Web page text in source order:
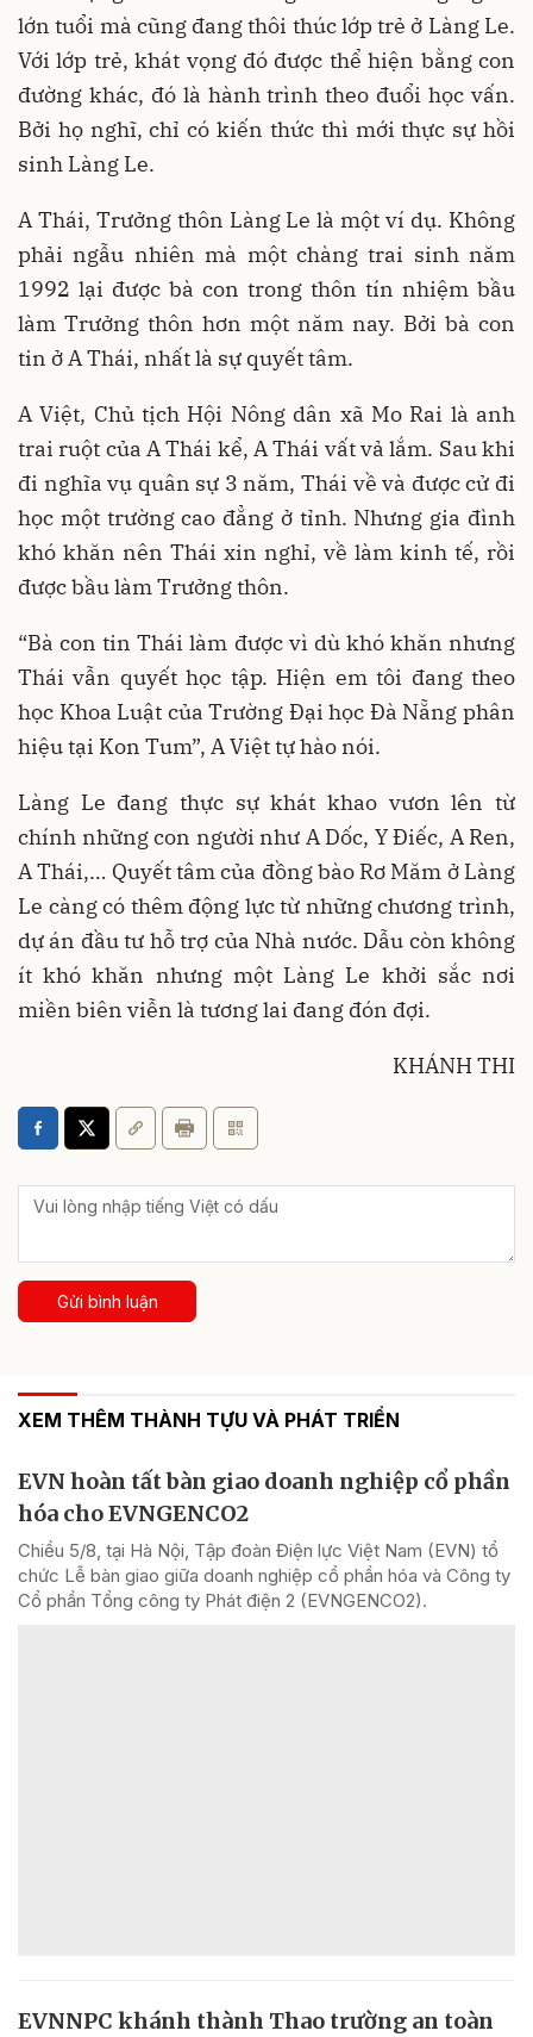
lớn tuổi mà cũng đang thôi thúc lớp trẻ ở Làng Le.
Với lớp trẻ, khát vọng đó được thể hiện bằng con
đường khác, đó là hành trình theo đuổi học vấn.
Bởi họ nghĩ, chỉ có kiến thức thì mới thực sự hồi
sinh Làng Le.
A Thái, Trưởng thôn Làng Le là một ví dụ. Không
phải ngẫu nhiên mà một chàng trai sinh năm
1992 lại được bà con trong thôn tín nhiệm bầu
làm Trưởng thôn hơn một năm nay. Bởi bà con
tin ở A Thái, nhất là sự quyết tâm.
A Việt, Chủ tịch Hội Nông dân xã Mo Rai là anh
trai ruột của A Thái kể, A Thái vất vả lắm. Sau khi
đi nghĩa vụ quân sự 3 năm, Thái về và được cử đi
học một trường cao đẳng ở tỉnh. Nhưng gia đình
khó khăn nên Thái xin nghỉ, về làm kinh tế, rồi
được bầu làm Trưởng thôn.
“Bà con tin Thái làm được vì dù khó khăn nhưng
Thái vẫn quyết học tập. Hiện em tôi đang theo
học Khoa Luật của Trường Đại học Đà Nẵng phân
hiệu tại Kon Tum”, A Việt tự hào nói.
Làng Le đang thực sự khát khao vươn lên từ
chính những con người như A Dốc, Y Điếc, A Ren,
A Thái,… Quyết tâm của đồng bào Rơ Măm ở Làng
Le càng có thêm động lực từ những chương trình,
dự án đầu tư hỗ trợ của Nhà nước. Dẫu còn không
ít khó khăn nhưng một Làng Le khởi sắc nơi
miền biên viễn là tương lai đang đón đợi.
KHÁNH THI
Gửi bình luận
XEM THÊM THÀNH TỰU VÀ PHÁT TRIỂN
EVN hoàn tất bàn giao doanh nghiệp cổ phần
hóa cho EVNGENCO2
Chiều 5/8, tại Hà Nội, Tập đoàn Điện lực Việt Nam (EVN) tổ
chức Lễ bàn giao giữa doanh nghiệp cổ phần hóa và Công ty
Cổ phần Tổng công ty Phát điện 2 (EVNGENCO2).
EVNNPC khánh thành Thao trường an toàn